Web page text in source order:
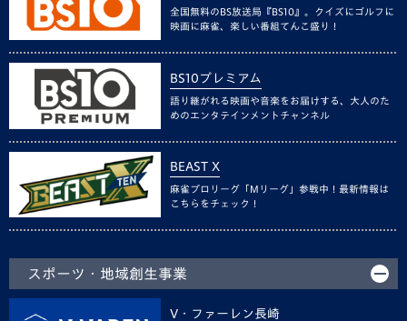
全国無料のBS放送局『BS10』。クイズにゴルフに
映画に麻雀、楽しい番組てんこ盛り！
BS10プレミアム
語り継がれる映画や音楽をお届けする、大人のた
めのエンタテインメントチャンネル
BEAST X
麻雀プロリーグ「Mリーグ」参戦中！最新情報は
こちらをチェック！
スポーツ・地域創生事業
V・ファーレン長崎